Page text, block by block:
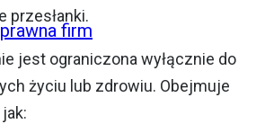
prawna firm
przesłanki.
jest ograniczona wyłącznie do
życiu lub zdrowiu. Obejmuje